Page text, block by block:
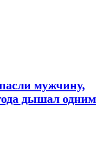
мужчину,
дышал одним